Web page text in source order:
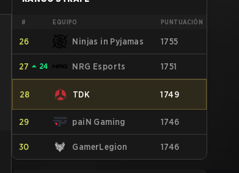
# EQUIPO PUNTUACIÓN
26 Ninjas in Pyjamas 1755
27 ⏶ 24 NRG Esports 1751
28 TDK 1749
29 paiN Gaming 1746
30 GamerLegion 1746